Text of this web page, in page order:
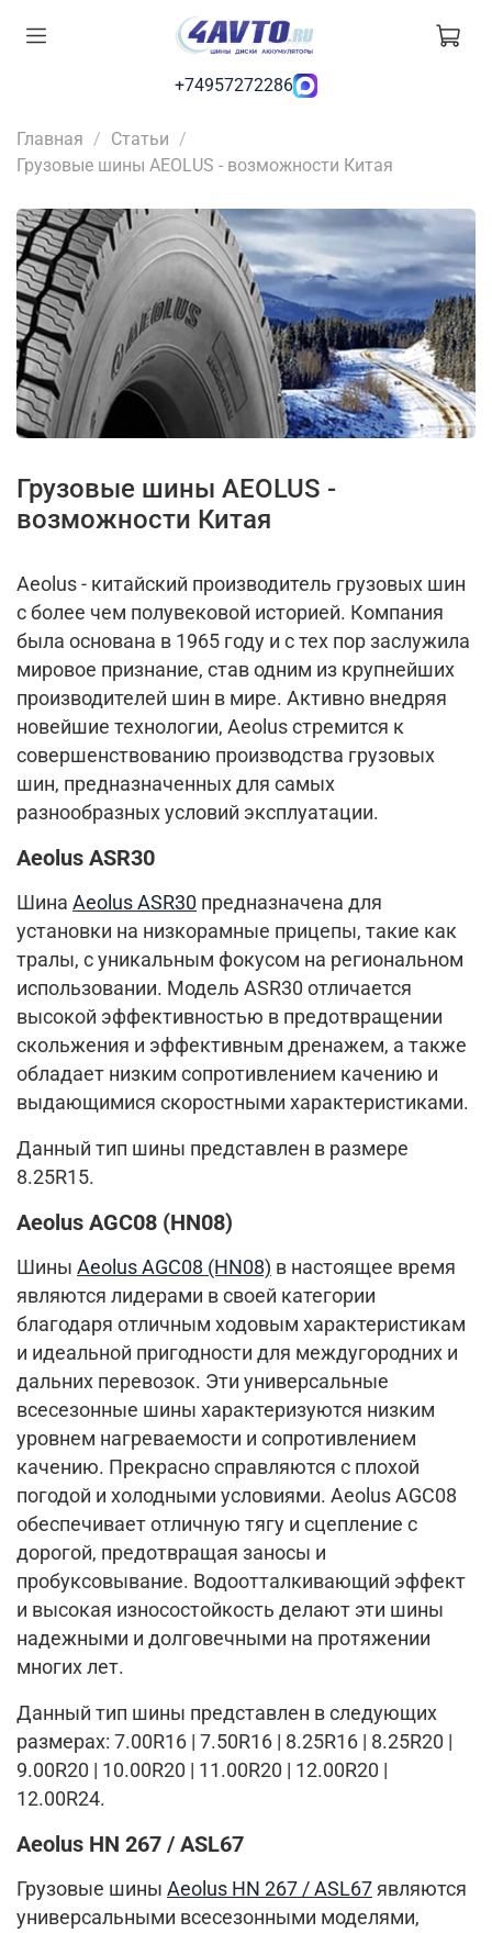
+74957272286
Главная
Статьи
Грузовые шины AEOLUS - возможности Китая
Грузовые шины AEOLUS -
возможности Китая
Aeolus - китайский производитель грузовых шин
с более чем полувековой историей. Компания
была основана в 1965 году и с тех пор заслужила
мировое признание, став одним из крупнейших
производителей шин в мире. Активно внедряя
новейшие технологии, Aeolus стремится к
совершенствованию производства грузовых
шин, предназначенных для самых
разнообразных условий эксплуатации.
Aeolus ASR30
Шина Aeolus ASR30 предназначена для
установки на низкорамные прицепы, такие как
тралы, с уникальным фокусом на региональном
использовании. Модель ASR30 отличается
высокой эффективностью в предотвращении
скольжения и эффективным дренажем, а также
обладает низким сопротивлением качению и
выдающимися скоростными характеристиками.
Данный тип шины представлен в размере
8.25R15.
Aeolus AGC08 (HN08)
Шины Aeolus AGC08 (HN08) в настоящее время
являются лидерами в своей категории
благодаря отличным ходовым характеристикам
и идеальной пригодности для междугородних и
дальних перевозок. Эти универсальные
всесезонные шины характеризуются низким
уровнем нагреваемости и сопротивлением
качению. Прекрасно справляются с плохой
погодой и холодными условиями. Aeolus AGC08
обеспечивает отличную тягу и сцепление с
дорогой, предотвращая заносы и
пробуксовывание. Водоотталкивающий эффект
и высокая износостойкость делают эти шины
надежными и долговечными на протяжении
многих лет.
Данный тип шины представлен в следующих
размерах: 7.00R16 | 7.50R16 | 8.25R16 | 8.25R20 |
9.00R20 | 10.00R20 | 11.00R20 | 12.00R20 |
12.00R24.
Aeolus HN 267 / ASL67
Грузовые шины Aeolus HN 267 / ASL67 являются
универсальными всесезонными моделями,